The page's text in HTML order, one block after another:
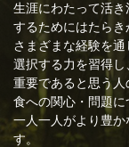
生涯にわたって活
するためにはたらき
さまざまな経験を
選択する力を習得
重要であると思う人
食への関心・問題に
一人一人がより豊
す。